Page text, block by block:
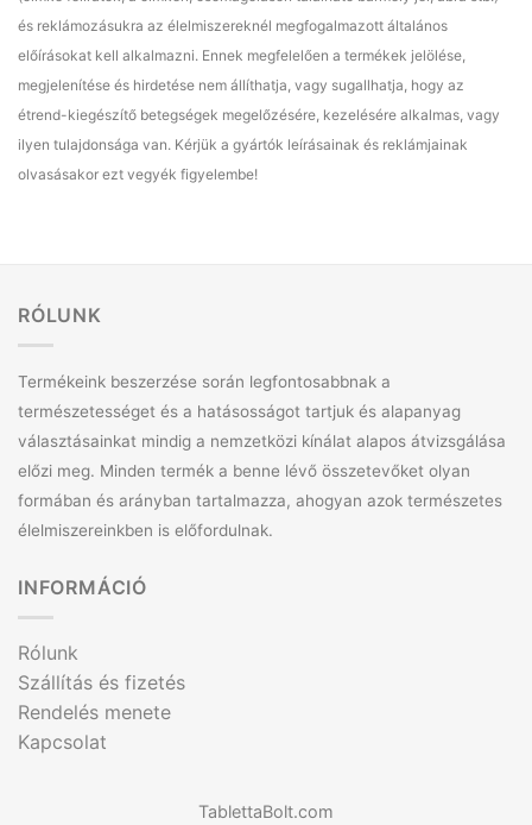
és reklámozásukra az élelmiszereknél megfogalmazott általános
előírásokat kell alkalmazni. Ennek megfelelően a termékek jelölése,
megjelenítése és hirdetése nem állíthatja, vagy sugallhatja, hogy az
étrend-kiegészítő betegségek megelőzésére, kezelésére alkalmas, vagy
ilyen tulajdonsága van. Kérjük a gyártók leírásainak és reklámjainak
olvasásakor ezt vegyék figyelembe!
RÓLUNK
Termékeink beszerzése során legfontosabbnak a
természetességet és a hatásosságot tartjuk és alapanyag
választásainkat mindig a nemzetközi kínálat alapos átvizsgálása
előzi meg. Minden termék a benne lévő összetevőket olyan
formában és arányban tartalmazza, ahogyan azok természetes
élelmiszereinkben is előfordulnak.
INFORMÁCIÓ
Rólunk
Szállítás és fizetés
Rendelés menete
Kapcsolat
TablettaBolt.com